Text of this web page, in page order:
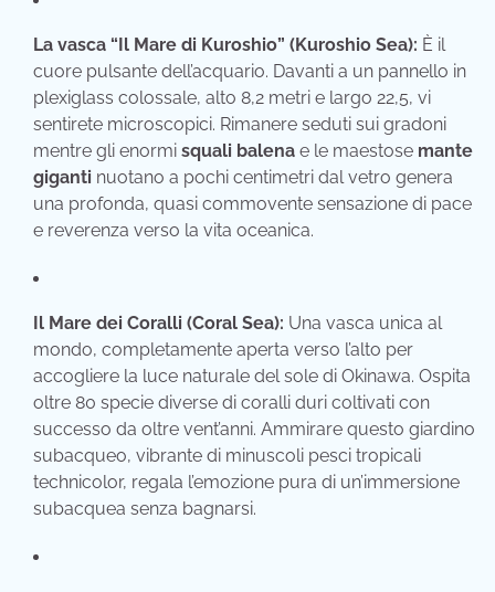
La vasca “Il Mare di Kuroshio” (Kuroshio Sea): È il
cuore pulsante dell’acquario. Davanti a un pannello in
plexiglass colossale, alto 8,2 metri e largo 22,5, vi
sentirete microscopici. Rimanere seduti sui gradoni
mentre gli enormi squali balena e le maestose mante
giganti nuotano a pochi centimetri dal vetro genera
una profonda, quasi commovente sensazione di pace
e reverenza verso la vita oceanica.
Il Mare dei Coralli (Coral Sea): Una vasca unica al
mondo, completamente aperta verso l’alto per
accogliere la luce naturale del sole di Okinawa. Ospita
oltre 80 specie diverse di coralli duri coltivati con
successo da oltre vent’anni. Ammirare questo giardino
subacqueo, vibrante di minuscoli pesci tropicali
technicolor, regala l’emozione pura di un’immersione
subacquea senza bagnarsi.